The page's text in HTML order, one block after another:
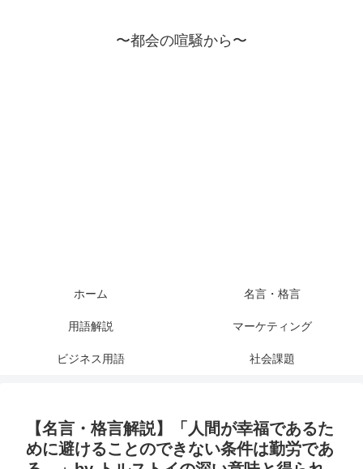
〜都会の喧騒から〜
ホーム 名言・格言
用語解説 マーケティング
ビジネス用語 社会課題
【名言・格言解説】「人間が幸福であるた
めに避けることのできない条件は勤労であ